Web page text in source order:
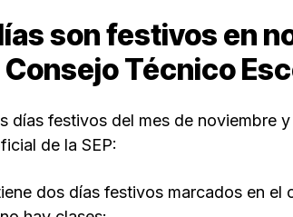
son festivos en
Técnico
días festivos del mes de noviembre
de la SEP:
dos días festivos marcados en el